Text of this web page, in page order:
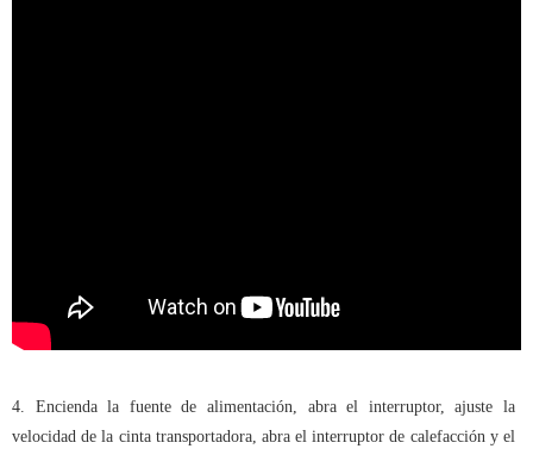
4. Encienda la fuente de alimentación, abra el interruptor, ajuste la
velocidad de la cinta transportadora, abra el interruptor de calefacción y el